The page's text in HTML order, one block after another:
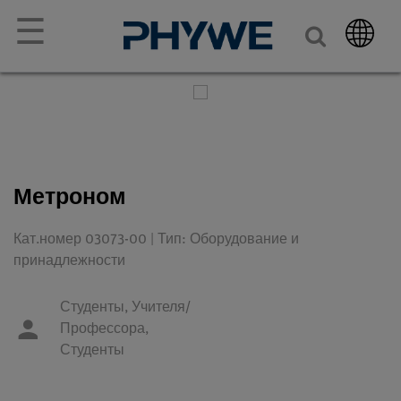
☰
Метроном
Кат.номер 03073-00 | Тип: Оборудование и
принадлежности
Студенты, Учителя/
Профессора,
Студенты